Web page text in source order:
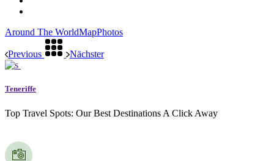
Around The WorldMapPhotos
Previous Nächster
Teneriffe
Top Travel Spots: Our Best Destinations A Click Away